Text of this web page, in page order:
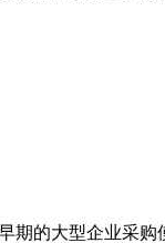
期的大型企业采